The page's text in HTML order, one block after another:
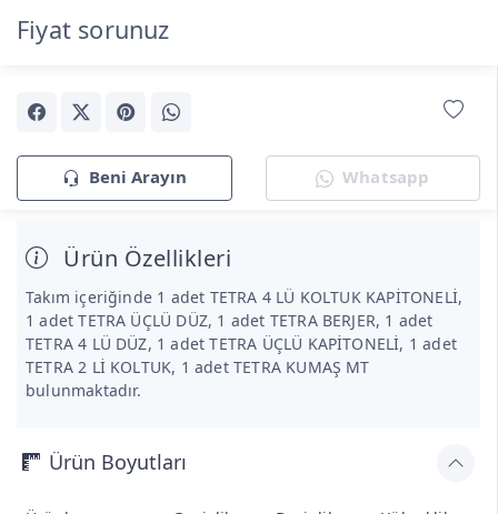
Fiyat sorunuz
Beni Arayın Whatsapp
Ürün Özellikleri
Takım içeriğinde 1 adet TETRA 4 LÜ KOLTUK KAPİTONELİ,
1 adet TETRA ÜÇLÜ DÜZ, 1 adet TETRA BERJER, 1 adet
TETRA 4 LÜ DÜZ, 1 adet TETRA ÜÇLÜ KAPİTONELİ, 1 adet
TETRA 2 Lİ KOLTUK, 1 adet TETRA KUMAŞ MT
bulunmaktadır.
Ürün Boyutları